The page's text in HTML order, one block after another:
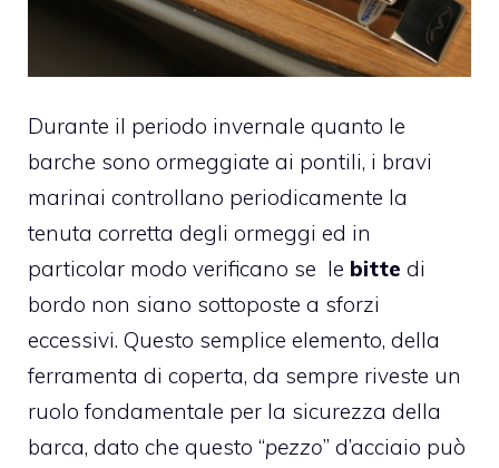
Durante il periodo invernale quanto le
barche sono ormeggiate ai pontili, i bravi
marinai controllano periodicamente la
tenuta corretta degli ormeggi ed in
particolar modo verificano se le bitte di
bordo non siano sottoposte a sforzi
eccessivi. Questo semplice elemento, della
ferramenta di coperta, da sempre riveste un
ruolo fondamentale per la sicurezza della
barca, dato che questo “pezzo” d’acciaio può